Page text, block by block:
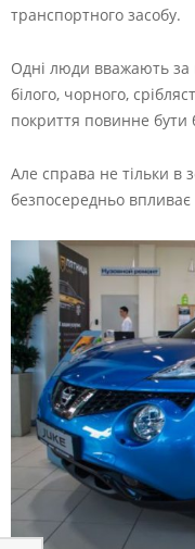
транспортного засобу.
Одні люди вважають
білого, чорного,
покриття повинне бути
Але справа не тільки в
безпосередньо впливає